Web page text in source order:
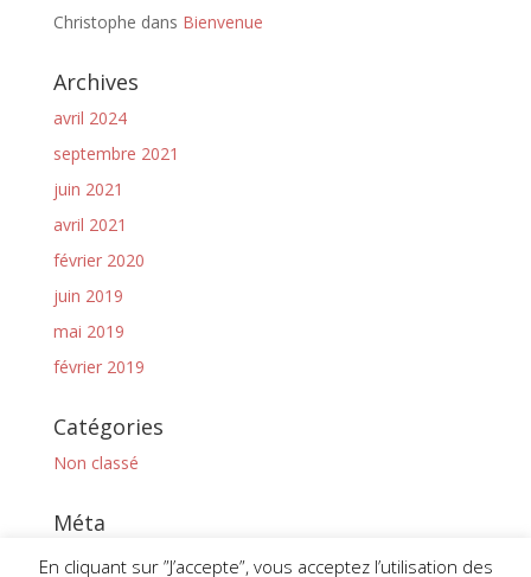
Christophe dans Bienvenue
Archives
avril 2024
septembre 2021
juin 2021
avril 2021
février 2020
juin 2019
mai 2019
février 2019
Catégories
Non classé
Méta
Connexion
En cliquant sur ”J’accepte”, vous acceptez l’utilisation des